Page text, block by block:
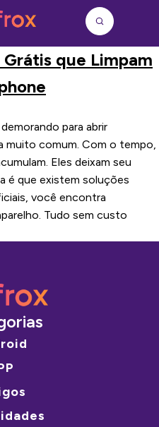
que Limpam
para abrir
muito comum. Com o tempo,
Eles deixam seu
é que existem soluções
você encontra
Tudo sem custo